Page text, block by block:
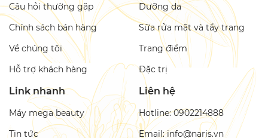
Câu hỏi thường gặp
Chính sách bán hàng
Về chúng tôi
Hỗ trợ khách hàng
Dưỡng da
Sữa rửa mặt và tẩy trang
Trang điểm
Đặc trị
Link nhanh
Máy mega beauty
Tin tức
Liên hệ
Hotline: 0902214888
Email: info@naris.vn